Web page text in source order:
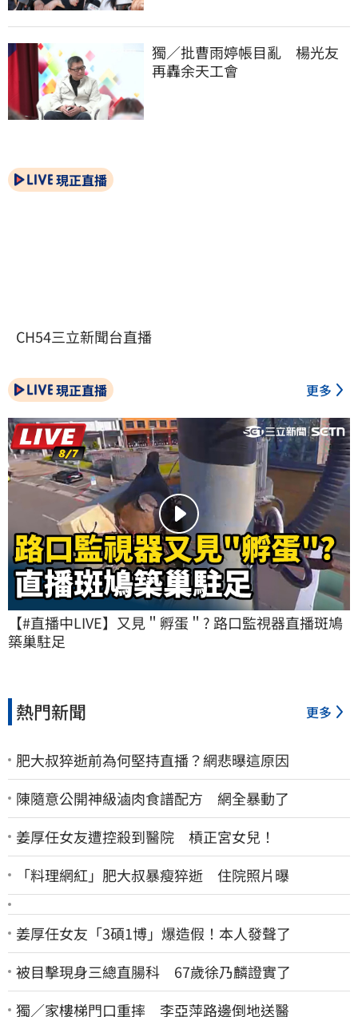
獨／批曹雨婷帳目亂　楊光友
再轟余天工會
現正直播
CH54三立新聞台直播
現正直播 更多
【#直播中LIVE】又見＂孵蛋＂? 路口監視器直播斑鳩
築巢駐足
熱門新聞 更多
肥大叔猝逝前為何堅持直播？網悲曝這原因
陳隨意公開神級滷肉食譜配方 網全暴動了
姜厚任女友遭控殺到醫院 槓正宮女兒！
「料理網紅」肥大叔暴瘦猝逝 住院照片曝
姜厚任女友「3碩1博」爆造假！本人發聲了
被目擊現身三總直腸科 67歲徐乃麟證實了
獨／家樓梯門口重摔 李亞萍路邊倒地送醫